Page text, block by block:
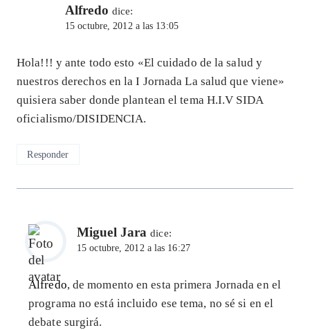
Alfredo dice:
15 octubre, 2012 a las 13:05
Hola!!! y ante todo esto «El cuidado de la salud y
nuestros derechos en la I Jornada La salud que viene»
quisiera saber donde plantean el tema H.I.V SIDA
oficialismo/DISIDENCIA.
Responder
Miguel Jara dice:
15 octubre, 2012 a las 16:27
Alfredo, de momento en esta primera Jornada en el
programa no está incluido ese tema, no sé si en el
debate surgirá.